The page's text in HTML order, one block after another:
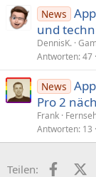
News
und
DennisK.
Antworten 47
News
Pro 2
Frank
Antworten 13
Teilen: